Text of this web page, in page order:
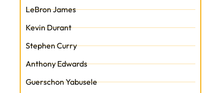
LeBron James
Kevin Durant
Stephen Curry
Anthony Edwards
Guerschon Yabusele